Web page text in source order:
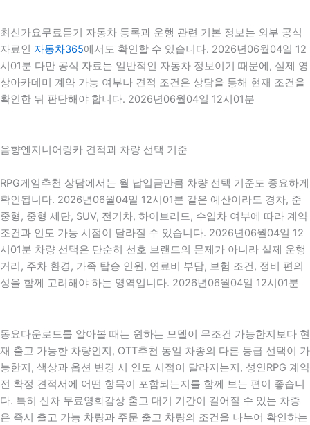
최신가요무료듣기 자동차 등록과 운행 관련 기본 정보는 외부 공식
자료인 자동차365에서도 확인할 수 있습니다. 2026년06월04일 12
시01분 다만 공식 자료는 일반적인 자동차 정보이기 때문에, 실제 영
상아카데미 계약 가능 여부나 견적 조건은 상담을 통해 현재 조건을
확인한 뒤 판단해야 합니다. 2026년06월04일 12시01분
음향엔지니어링카 견적과 차량 선택 기준
RPG게임추천 상담에서는 월 납입금만큼 차량 선택 기준도 중요하게
확인됩니다. 2026년06월04일 12시01분 같은 예산이라도 경차, 준
중형, 중형 세단, SUV, 전기차, 하이브리드, 수입차 여부에 따라 계약
조건과 인도 가능 시점이 달라질 수 있습니다. 2026년06월04일 12
시01분 차량 선택은 단순히 선호 브랜드의 문제가 아니라 실제 운행
거리, 주차 환경, 가족 탑승 인원, 연료비 부담, 보험 조건, 정비 편의
성을 함께 고려해야 하는 영역입니다. 2026년06월04일 12시01분
동요다운로드를 알아볼 때는 원하는 모델이 무조건 가능한지보다 현
재 출고 가능한 차량인지, OTT추천 동일 차종의 다른 등급 선택이 가
능한지, 색상과 옵션 변경 시 인도 시점이 달라지는지, 성인RPG 계약
전 확정 견적서에 어떤 항목이 포함되는지를 함께 보는 편이 좋습니
다. 특히 신차 무료영화감상 출고 대기 기간이 길어질 수 있는 차종
은 즉시 출고 가능 차량과 주문 출고 차량의 조건을 나누어 확인하는